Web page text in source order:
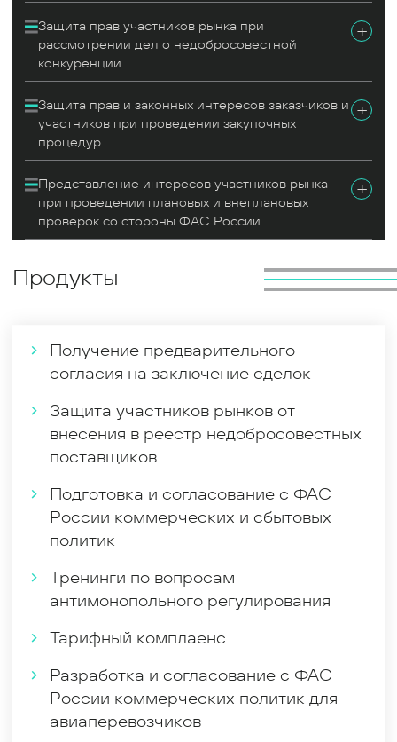
разрешения Президента РФ в рамках
контрсанкционных мер.
Также одним из конкурентных преимуществ
команды BGP Litigation является наличие опыта
работы ключевых специалистов в ФАС России, а
также участие в законотворческой деятельности, в
т.ч. в рамках Ассоциации антимонопольных
экспертов и экспертных советов при ФАС России,
что в совокупности позволяет комплексно
подойти к решению различных бизнес-задач,
глубоко и разносторонне проработать позицию по
запросу клиента.
Защита прав участников рынка при
рассмотрении дел о недобросовестной
конкуренции
+
Защита прав и законных интересов заказчиков и
участников при проведении закупочных
процедур
+
Представление интересов участников рынка
при проведении плановых и внеплановых
проверок со стороны ФАС России
+
Продукты
Получение предварительного
согласия на заключение сделок
Защита участников рынков от
внесения в реестр недобросовестных
поставщиков
Подготовка и согласование с ФАС
России коммерческих и сбытовых
политик
Тренинги по вопросам
антимонопольного регулирования
Тарифный комплаенс
Разработка и согласование с ФАС
России коммерческих политик для
авиаперевозчиков